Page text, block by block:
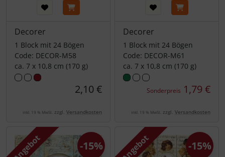
Decorer
1 Block mit 24 Bögen
Code: DECOR-M58
ca. 7 x 10,8 cm (170 g)
2,10 €
inkl. 19 % MwSt. zzgl. Versandkosten
Decorer
1 Block mit 24 Bögen
Code: DECOR-M61
ca. 7 x 10,8 cm (170 g)
Sonderpreis 1,79 €
inkl. 19 % MwSt. zzgl. Versandkosten
Angebot -15% Angebot -15%